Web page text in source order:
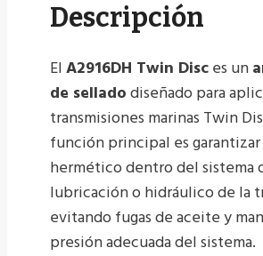
Descripción
ElA2916DH Twin Disces un
de selladodiseñado para
transmisiones marinas Twin
función principal es
hermético dentro del sistema
lubricación o hidráulico de la
evitando fugas de aceite y
presión adecuada del sistema.